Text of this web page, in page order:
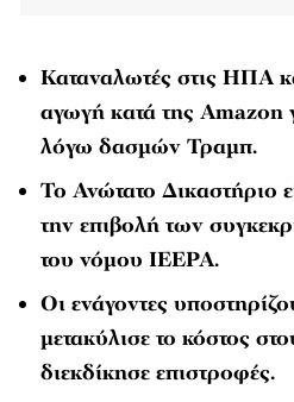
Καταναλωτές στις ΗΠΑ
αγωγή κατά της Amazon
λόγω δασμών Τραμπ.
Το Ανώτατο Δικαστήριο
την επιβολή των
του νόμου IEEPA.
Οι ενάγοντες
μετακύλισε το κόστος
διεκδίκησε επιστροφές.